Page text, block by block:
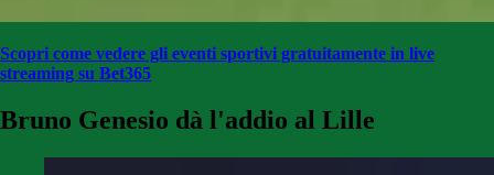
Scopri come vedere gli eventi sportivi gratuitamente in live
streaming su Bet365
Bruno Genesio dà l'addio al Lille